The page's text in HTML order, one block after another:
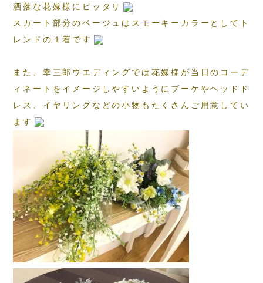
洒落な花嫁様にピッタリ
スカート部分のベージュはスモーキーカラーとしてト
レンドの１着です
また、幸三郎ウエディングでは花嫁様が当日のコーデ
ィネートをイメージしやすいようにブーケやヘッドド
レス、イヤリングなどの小物もたくさんご用意してい
ます